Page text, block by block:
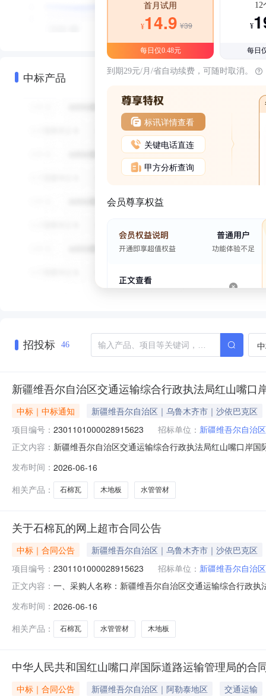
中标产品
首月试用
¥14.9 ¥39
每日仅0.48元
12
¥
每日
到期29元/月/省自动续费，可随时取消。
标讯详情查看
关键电话直连
甲方分析查询
会员尊享权益
招投标 46
新疆维吾尔自治区交通运输综合行政执法局红山嘴
中标｜中标通知
新疆维吾尔自治区｜乌鲁木齐市｜沙依巴克区
项目编号： 2301101000028915623 招标单位： 新疆维吾尔自治
正文内容： 新疆维吾尔自治区交通运输综合行政执法局红山嘴口岸
号:2301101000028915623项目联系人:王莉项目联系电
区本级报价
发布时间： 2026-06-16
相关产品：
石棉瓦 木地板 水管管材
关于石棉瓦的网上超市合同公告
中标｜合同公告
新疆维吾尔自治区｜乌鲁木齐市｜沙依巴克区
项目编号： 2301101000028915623 招标单位： 新疆维吾尔自治
正文内容： 一、采购人名称：新疆维吾尔自治区交通运输综合行政
标项名称规格型号单位数量单价(元)总价(元)1无型号石
发布时间： 2026-06-16
相关产品：
石棉瓦 水管管材 木地板
中华人民共和国红山嘴口岸国际道路运输管理局的合
中标｜合同公告 新疆维吾尔自治区｜阿勒泰地区
交通运输